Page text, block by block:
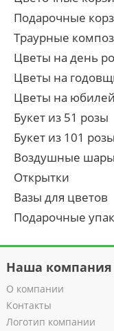
Подарочные
Траурные
Цветы на день
Цветы на
Цветы на юбилей
Букет из 51 розы
Букет из 101 розы
Воздушные шары
Открытки
Вазы для цветов
Подарочные
Наша компания
О компании
Контакты
Логотип компании